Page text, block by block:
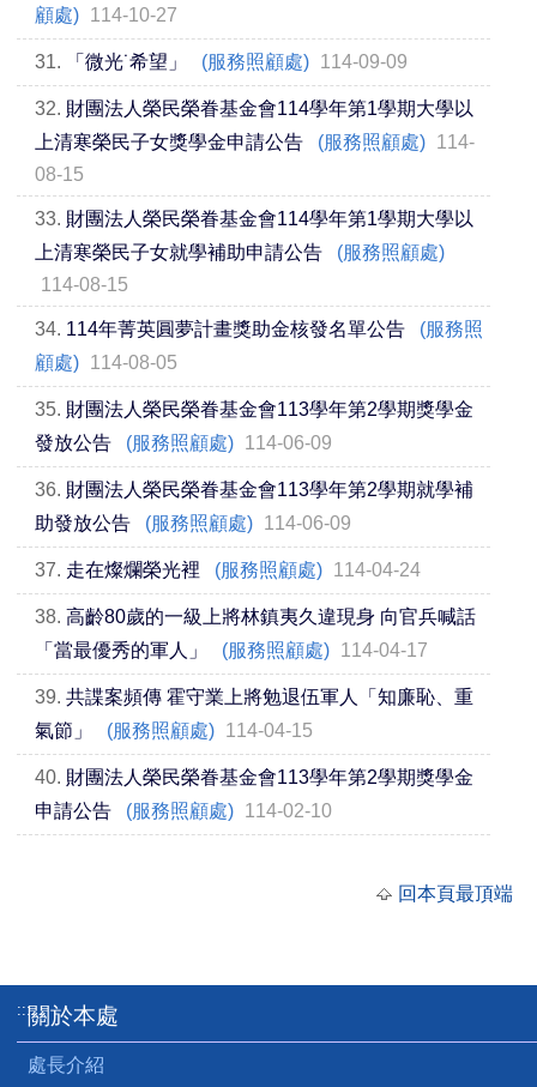
顧處) 114-10-27
31. 「微光˙希望」 (服務照顧處) 114-09-09
32. 財團法人榮民榮眷基金會114學年第1學期大學以
上清寒榮民子女獎學金申請公告
(服務照顧處) 114-
08-15
33. 財團法人榮民榮眷基金會114學年第1學期大學以
上清寒榮民子女就學補助申請公告
(服務照顧處)
114-08-15
34. 114年菁英圓夢計畫獎助金核發名單公告
(服務照
顧處) 114-08-05
35. 財團法人榮民榮眷基金會113學年第2學期獎學金
發放公告
(服務照顧處) 114-06-09
36. 財團法人榮民榮眷基金會113學年第2學期就學補
助發放公告
(服務照顧處) 114-06-09
37. 走在燦爛榮光裡 (服務照顧處) 114-04-24
38. 高齡80歲的一級上將林鎮夷久違現身 向官兵喊話
「當最優秀的軍人」
(服務照顧處) 114-04-17
39. 共諜案頻傳 霍守業上將勉退伍軍人「知廉恥、重
氣節」
(服務照顧處) 114-04-15
40. 財團法人榮民榮眷基金會113學年第2學期獎學金
申請公告
(服務照顧處) 114-02-10
回本頁最頂端
:::關於本處
處長介紹